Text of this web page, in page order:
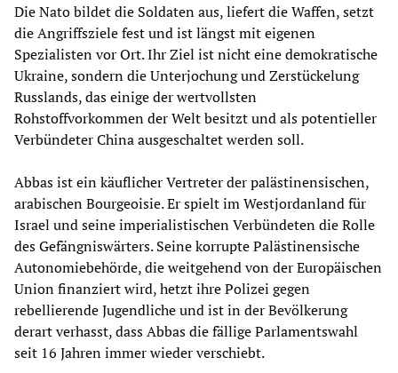
Die Nato bildet die Soldaten aus, liefert die Waffen, setzt
die Angriffsziele fest und ist längst mit eigenen
Spezialisten vor Ort. Ihr Ziel ist nicht eine demokratische
Ukraine, sondern die Unterjochung und Zerstückelung
Russlands, das einige der wertvollsten
Rohstoffvorkommen der Welt besitzt und als potentieller
Verbündeter China ausgeschaltet werden soll.
Abbas ist ein käuflicher Vertreter der palästinensischen,
arabischen Bourgeoisie. Er spielt im Westjordanland für
Israel und seine imperialistischen Verbündeten die Rolle
des Gefängniswärters. Seine korrupte Palästinensische
Autonomiebehörde, die weitgehend von der Europäischen
Union finanziert wird, hetzt ihre Polizei gegen
rebellierende Jugendliche und ist in der Bevölkerung
derart verhasst, dass Abbas die fällige Parlamentswahl
seit 16 Jahren immer wieder verschiebt.